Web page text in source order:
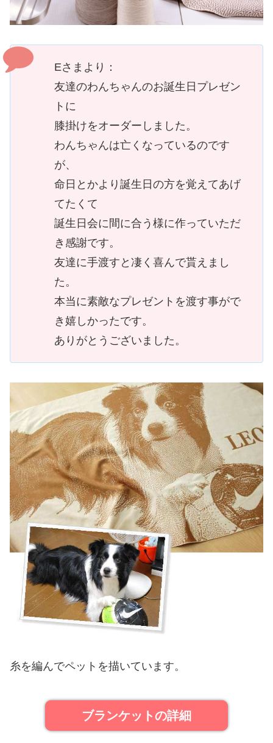
Eさまより：
友達のわんちゃんのお誕生日プレゼン
トに
膝掛けをオーダーしました。
わんちゃんは亡くなっているのです
が、
命日とかより誕生日の方を覚えてあげ
てたくて
誕生日会に間に合う様に作っていただ
き感謝です。
友達に手渡すと凄く喜んで貰えまし
た。
本当に素敵なプレゼントを渡す事がで
き嬉しかったです。
ありがとうございました。
糸を編んでペットを描いています。
ブランケットの詳細